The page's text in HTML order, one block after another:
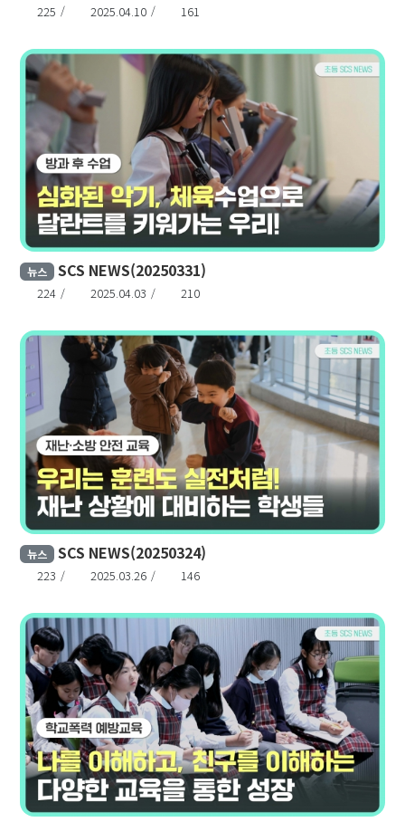
225 2025.04.10 161
뉴스 SCS NEWS(20250331)
224 2025.04.03 210
뉴스 SCS NEWS(20250324)
223 2025.03.26 146